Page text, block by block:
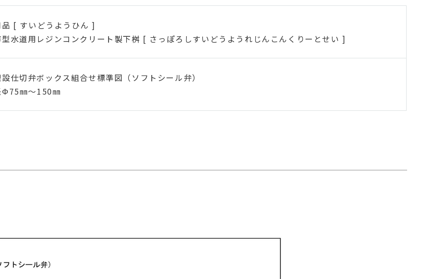
品 [ すいどうようひん ]
水道用レジンコンクリート製下桝 [ さっぽろしすいどうようれじんこんくりーとせい ]
仕切弁ボックス組合せ標準図（ソフトシール弁）
Φ75㎜～150㎜